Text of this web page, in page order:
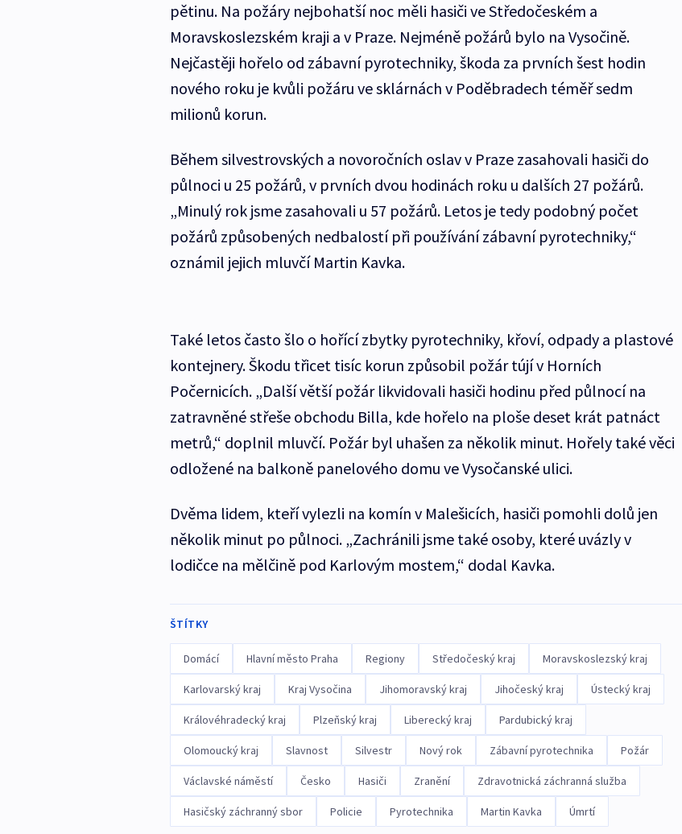
pětinu. Na požáry nejbohatší noc měli hasiči ve Středočeském a
Moravskoslezském kraji a v Praze. Nejméně požárů bylo na Vysočině.
Nejčastěji hořelo od zábavní pyrotechniky, škoda za prvních šest hodin
nového roku je kvůli požáru ve sklárnách v Poděbradech téměř sedm
milionů korun.
Během silvestrovských a novoročních oslav v Praze zasahovali hasiči do
půlnoci u 25 požárů, v prvních dvou hodinách roku u dalších 27 požárů.
„Minulý rok jsme zasahovali u 57 požárů. Letos je tedy podobný počet
požárů způsobených nedbalostí při používání zábavní pyrotechniky,“
oznámil jejich mluvčí Martin Kavka.
Také letos často šlo o hořící zbytky pyrotechniky, křoví, odpady a plastové
kontejnery. Škodu třicet tisíc korun způsobil požár tújí v Horních
Počernicích. „Další větší požár likvidovali hasiči hodinu před půlnocí na
zatravněné střeše obchodu Billa, kde hořelo na ploše deset krát patnáct
metrů,“ doplnil mluvčí. Požár byl uhašen za několik minut. Hořely také věci
odložené na balkoně panelového domu ve Vysočanské ulici.
Dvěma lidem, kteří vylezli na komín v Malešicích, hasiči pomohli dolů jen
několik minut po půlnoci. „Zachránili jsme také osoby, které uvázly v
lodičce na mělčině pod Karlovým mostem,“ dodal Kavka.
ŠTÍTKY
Domácí Hlavní město Praha Regiony Středočeský kraj Moravskoslezský kraj
Karlovarský kraj Kraj Vysočina Jihomoravský kraj Jihočeský kraj Ústecký kraj
Královéhradecký kraj Plzeňský kraj Liberecký kraj Pardubický kraj
Olomoucký kraj Slavnost Silvestr Nový rok Zábavní pyrotechnika Požár
Václavské náměstí Česko Hasiči Zranění Zdravotnická záchranná služba
Hasičský záchranný sbor Policie Pyrotechnika Martin Kavka Úmrtí